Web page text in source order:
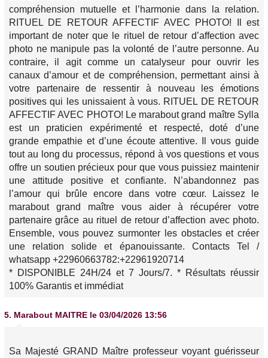
compréhension mutuelle et l’harmonie dans la relation.
RITUEL DE RETOUR AFFECTIF AVEC PHOTO! Il est
important de noter que le rituel de retour d’affection avec
photo ne manipule pas la volonté de l’autre personne. Au
contraire, il agit comme un catalyseur pour ouvrir les
canaux d’amour et de compréhension, permettant ainsi à
votre partenaire de ressentir à nouveau les émotions
positives qui les unissaient à vous. RITUEL DE RETOUR
AFFECTIF AVEC PHOTO! Le marabout grand maître Sylla
est un praticien expérimenté et respecté, doté d’une
grande empathie et d’une écoute attentive. Il vous guide
tout au long du processus, répond à vos questions et vous
offre un soutien précieux pour que vous puissiez maintenir
une attitude positive et confiante. N’abandonnez pas
l’amour qui brûle encore dans votre cœur. Laissez le
marabout grand maître vous aider à récupérer votre
partenaire grâce au rituel de retour d’affection avec photo.
Ensemble, vous pouvez surmonter les obstacles et créer
une relation solide et épanouissante. Contacts Tel /
whatsapp +22960663782:+22961920714
* DISPONIBLE 24H/24 et 7 Jours/7. * Résultats réussir
100% Garantis et immédiat
5. Marabout MAITRE le 03/04/2026 13:56
Sa Majesté GRAND Maître professeur voyant guérisseur